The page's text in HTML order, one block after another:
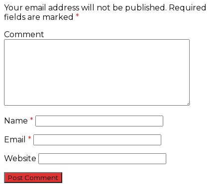
Your email address will not be published. Required
fields are marked *
Comment
Name *
Email *
Website